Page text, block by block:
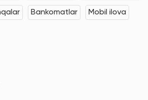
Bankomatlar Mobil ilova